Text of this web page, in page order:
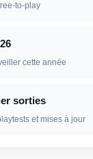
to-play
cette année
sorties
et mises à jour